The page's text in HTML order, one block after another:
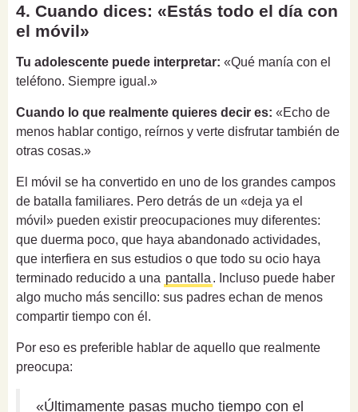
4. Cuando dices: «Estás todo el día con
el móvil»
Tu adolescente puede interpretar: «Qué manía con el
teléfono. Siempre igual.»
Cuando lo que realmente quieres decir es: «Echo de
menos hablar contigo, reírnos y verte disfrutar también de
otras cosas.»
El móvil se ha convertido en uno de los grandes campos
de batalla familiares. Pero detrás de un «deja ya el
móvil» pueden existir preocupaciones muy diferentes:
que duerma poco, que haya abandonado actividades,
que interfiera en sus estudios o que todo su ocio haya
terminado reducido a una pantalla . Incluso puede haber
algo mucho más sencillo: sus padres echan de menos
compartir tiempo con él.
Por eso es preferible hablar de aquello que realmente
preocupa:
«Últimamente pasas mucho tiempo con el